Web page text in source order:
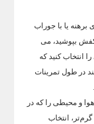
برهنه یا با جوراب
کفش بپوشید، می
انتخاب کنید که
در طول تمرینات
و محیطی را که در
انتخاب